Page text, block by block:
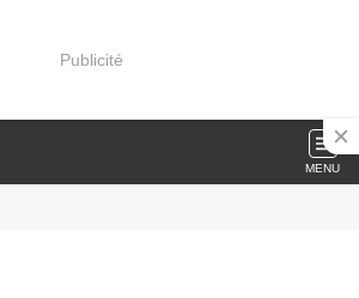
Publicité
MENU